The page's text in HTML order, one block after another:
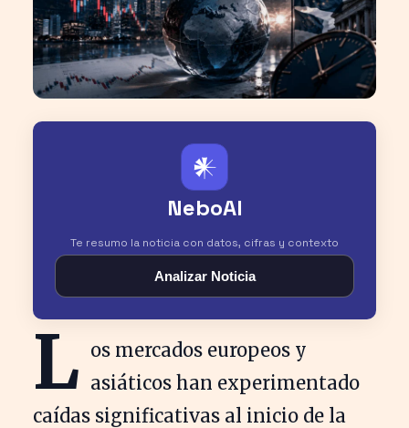
𒀭
NeboAI
Te resumo la noticia con datos, cifras y contexto
Analizar Noticia
L os mercados europeos y
asiáticos han experimentado
caídas significativas al inicio de la